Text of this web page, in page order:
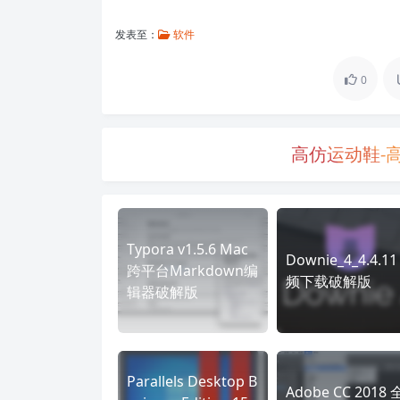
发表至： 软件
0
高仿运动鞋-
Typora v1.5.6 Mac
跨平台Markdown编
辑器破解版
频下载破解版
Parallels Desktop B
Adobe CC 2018